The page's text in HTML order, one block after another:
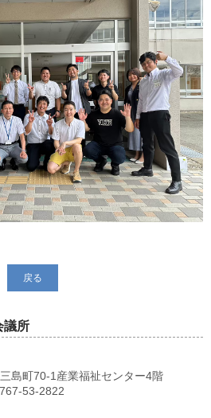
戻る
議所
島町70-1産業福祉センター4階
53-2822